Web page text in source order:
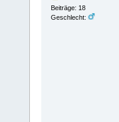
Beiträge: 18
Geschlecht: